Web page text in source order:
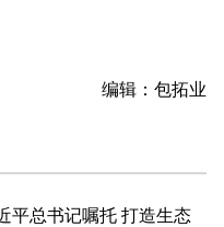
编辑：包拓业
平总书记嘱托 打造生态